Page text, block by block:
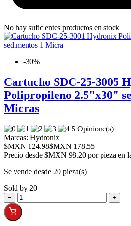
No hay suficientes productos en stock
-30%
Cartucho SDC-25-3005
Polipropileno 2.5"x30"
Micras
5 Opinione(s)
Marcas: Hydronix
$MXN 124.98$MXN 178.55
Precio desde $MXN 98.20 por pieza en
Se vende desde 20 pieza(s)
Sold by 20
− +